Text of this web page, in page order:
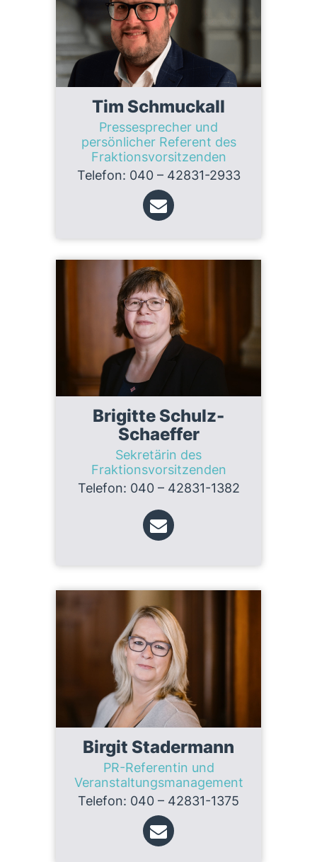
Tim Schmuckall
Pressesprecher und
persönlicher Referent des
Fraktionsvorsitzenden
Telefon: 040 – 42831-2933
Brigitte Schulz-
Schaeffer
Sekretärin des
Fraktionsvorsitzenden
Telefon: 040 – 42831-1382
Birgit Stadermann
PR-Referentin und
Veranstaltungsmanagement
Telefon: 040 – 42831-1375